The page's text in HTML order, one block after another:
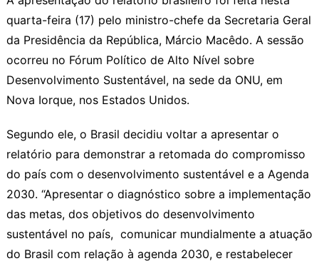
quarta-feira (17) pelo ministro-chefe da Secretaria Geral
da Presidência da República, Márcio Macêdo. A sessão
ocorreu no Fórum Político de Alto Nível sobre
Desenvolvimento Sustentável, na sede da ONU, em
Nova Iorque, nos Estados Unidos.
Segundo ele, o Brasil decidiu voltar a apresentar o
relatório para demonstrar a retomada do compromisso
do país com o desenvolvimento sustentável e a Agenda
2030. “Apresentar o diagnóstico sobre a implementação
das metas, dos objetivos do desenvolvimento
sustentável no país, comunicar mundialmente a atuação
do Brasil com relação à agenda 2030, e restabelecer